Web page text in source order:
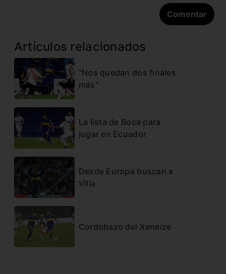
Artículos relacionados
“Nos quedan dos finales
más”
La lista de Boca para
jugar en Ecuador
Desde Europa buscan a
Villa
Cordobazo del Xeneize